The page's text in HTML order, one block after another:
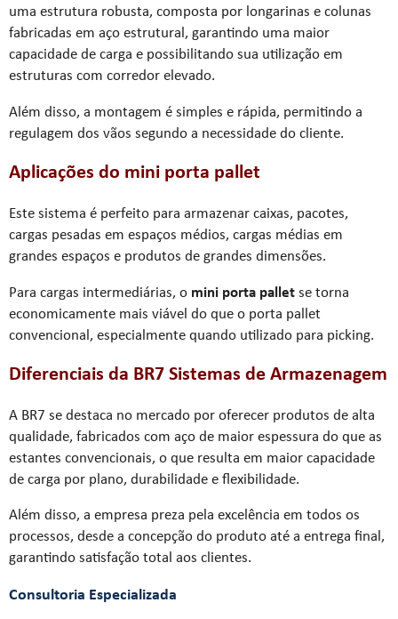
uma estrutura robusta, composta por longarinas e colunas
fabricadas em aço estrutural, garantindo uma maior
capacidade de carga e possibilitando sua utilização em
estruturas com corredor elevado.
Além disso, a montagem é simples e rápida, permitindo a
regulagem dos vãos segundo a necessidade do cliente.
Aplicações do mini porta pallet
Este sistema é perfeito para armazenar caixas, pacotes,
cargas pesadas em espaços médios, cargas médias em
grandes espaços e produtos de grandes dimensões.
Para cargas intermediárias, o mini porta pallet se torna
economicamente mais viável do que o porta pallet
convencional, especialmente quando utilizado para picking.
Diferenciais da BR7 Sistemas de Armazenagem
A BR7 se destaca no mercado por oferecer produtos de alta
qualidade, fabricados com aço de maior espessura do que as
estantes convencionais, o que resulta em maior capacidade
de carga por plano, durabilidade e flexibilidade.
Além disso, a empresa preza pela excelência em todos os
processos, desde a concepção do produto até a entrega final,
garantindo satisfação total aos clientes.
Consultoria Especializada